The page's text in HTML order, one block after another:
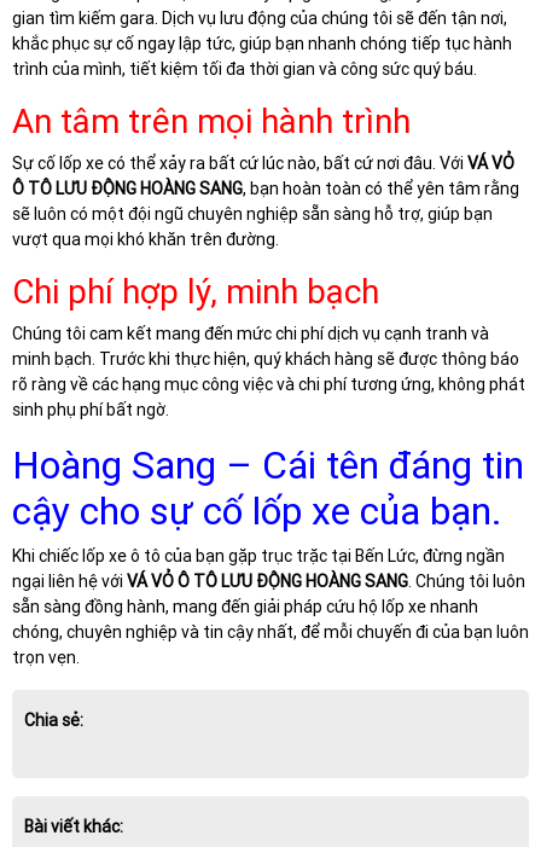
gian tìm kiếm gara. Dịch vụ lưu động của chúng tôi sẽ đến tận nơi,
khắc phục sự cố ngay lập tức, giúp bạn nhanh chóng tiếp tục hành
trình của mình, tiết kiệm tối đa thời gian và công sức quý báu.
An tâm trên mọi hành trình
Sự cố lốp xe có thể xảy ra bất cứ lúc nào, bất cứ nơi đâu. Với VÁ VỎ
Ô TÔ LƯU ĐỘNG HOÀNG SANG, bạn hoàn toàn có thể yên tâm rằng
sẽ luôn có một đội ngũ chuyên nghiệp sẵn sàng hỗ trợ, giúp bạn
vượt qua mọi khó khăn trên đường.
Chi phí hợp lý, minh bạch
Chúng tôi cam kết mang đến mức chi phí dịch vụ cạnh tranh và
minh bạch. Trước khi thực hiện, quý khách hàng sẽ được thông báo
rõ ràng về các hạng mục công việc và chi phí tương ứng, không phát
sinh phụ phí bất ngờ.
Hoàng Sang – Cái tên đáng tin
cậy cho sự cố lốp xe của bạn.
Khi chiếc lốp xe ô tô của bạn gặp trục trặc tại Bến Lức, đừng ngần
ngại liên hệ với VÁ VỎ Ô TÔ LƯU ĐỘNG HOÀNG SANG . Chúng tôi luôn
sẵn sàng đồng hành, mang đến giải pháp cứu hộ lốp xe nhanh
chóng, chuyên nghiệp và tin cậy nhất, để mỗi chuyến đi của bạn luôn
trọn vẹn.
Chia sẻ:
Bài viết khác: